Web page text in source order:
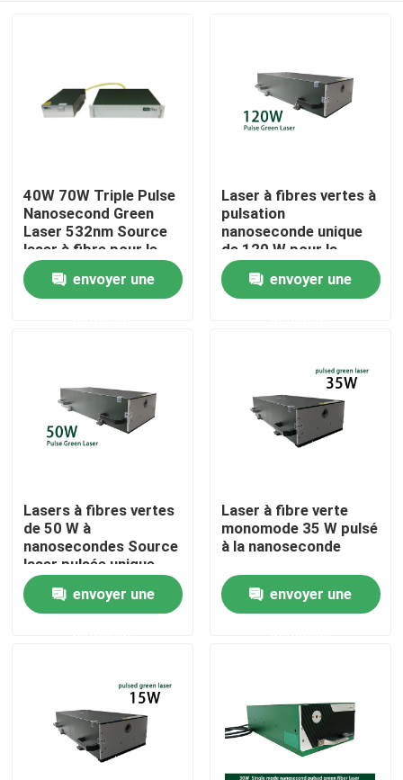
Maison
Spectacle RV
Visite de l'usine
Contrôle de qualité
Demander un devis
40W 70W Triple Pulse
Nanosecond Green
Laser 532nm Source
laser à fibre pour le
traitement
photovoltaïque
envoyer une
Laser à fibres vertes à
pulsation
nanoseconde unique
de 120 W pour la
gravure de la marque
de coupeenvoyer une
Lasers à fibres vertes
de 50 W à
nanosecondes Source
laser pulsée unique
pour la découpe de
marquage par
microusinage
envoyer une
Laser à fibre verte
monomode 35 W pulsé
à la nanoseconde
envoyer une